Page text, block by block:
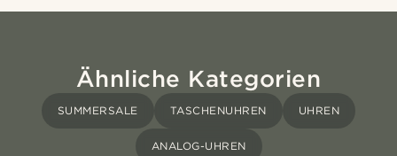
Ähnliche Kategorien
SUMMERSALE TASCHENUHREN UHREN
ANALOG-UHREN